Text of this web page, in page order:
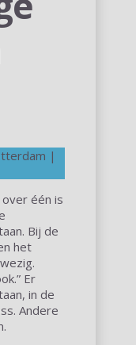
één is
Bij de
het
Er
in de
Andere